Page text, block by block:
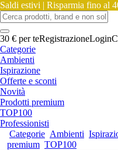
Saldi estivi | Risparmia fino al
30 € per teRegistrazioneLogin
Categorie
Ambienti
Ispirazione
Offerte e sconti
Novità
Prodotti premium
TOP100
Professionisti
Categorie Ambienti
premium TOP100